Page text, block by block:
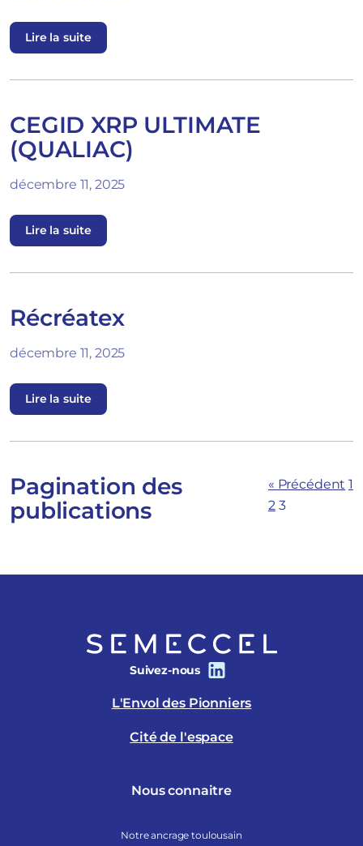
Lire la suite
CEGID XRP ULTIMATE
(QUALIAC)
décembre 11, 2025
Lire la suite
Récréatex
décembre 11, 2025
Lire la suite
Pagination des
publications
« Précédent 1
2 3
Suivez-nous
L'Envol des Pionniers
Cité de l'espace
Nous connaitre
Notre ancrage toulousain